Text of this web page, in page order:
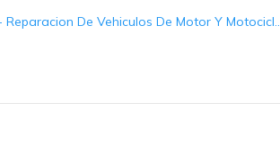
De Vehiculos De Motor Y Motocicl..